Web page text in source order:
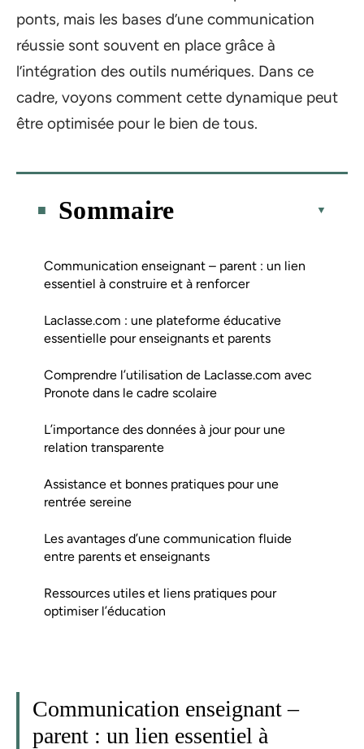
ponts, mais les bases d’une communication
réussie sont souvent en place grâce à
l’intégration des outils numériques. Dans ce
cadre, voyons comment cette dynamique peut
être optimisée pour le bien de tous.
Sommaire
Communication enseignant – parent : un lien
essentiel à construire et à renforcer
Laclasse.com : une plateforme éducative
essentielle pour enseignants et parents
Comprendre l’utilisation de Laclasse.com avec
Pronote dans le cadre scolaire
L’importance des données à jour pour une
relation transparente
Assistance et bonnes pratiques pour une
rentrée sereine
Les avantages d’une communication fluide
entre parents et enseignants
Ressources utiles et liens pratiques pour
optimiser l’éducation
Communication enseignant –
parent : un lien essentiel à